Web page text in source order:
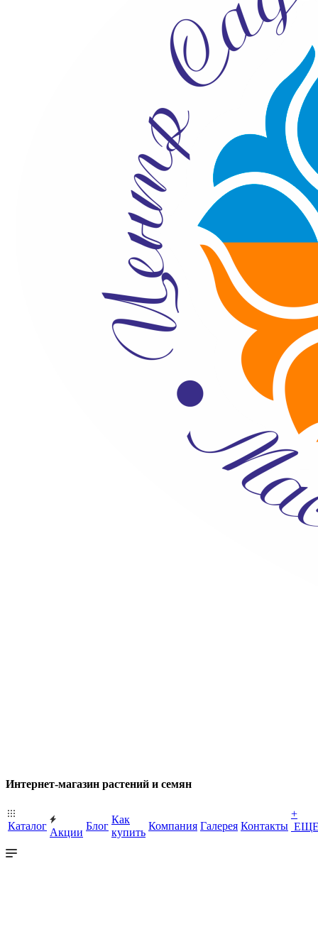
Интернет-магазин растений и семян
Каталог
Акции
Блог
Как
купить
Компания Галерея Контакты
+